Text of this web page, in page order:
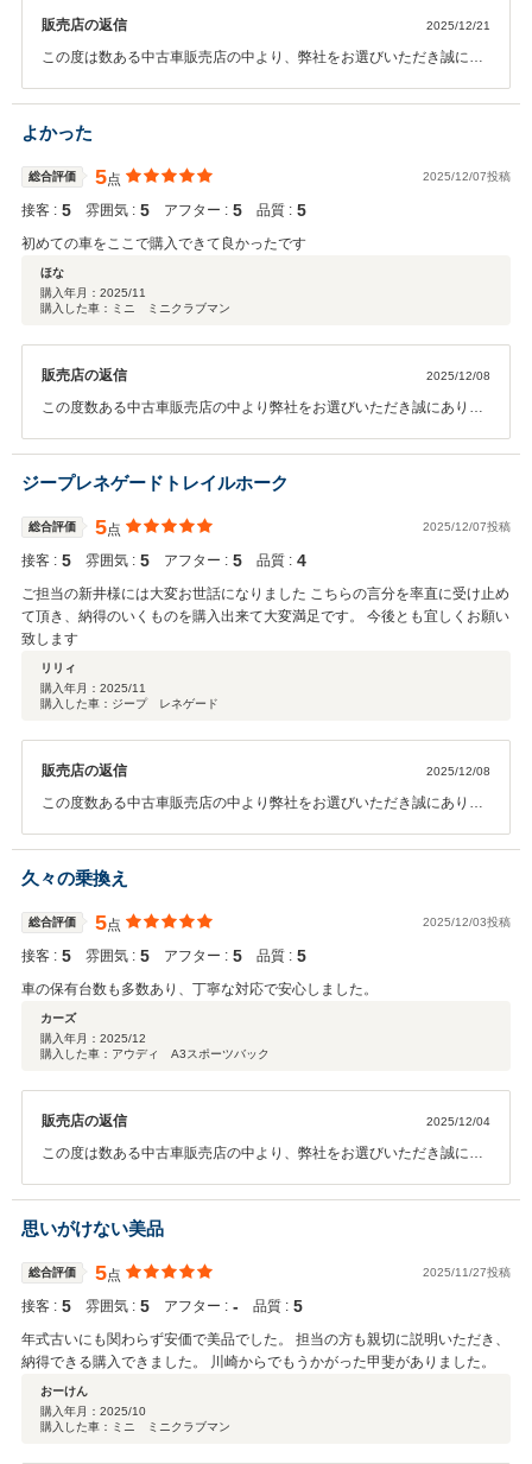
販売店の返信 2025/12/21
この度は数ある中古車販売店の中より、弊社をお選びいただき誠にあ
褒めのお言葉誠にありがとうございます。これからもお客様の満足の
ために日々精進してまいりますので 今後とも整備含め末永いお付き合
よかった
総合評価 5点 2025/12/07投稿
接客 : 5 雰囲気 : 5 アフター : 5 品質 : 5
初めての車をここで購入できて良かったです
ほな
購入年月： 2025/11
購入した車：ミニ ミニクラブマン
販売店の返信 2025/12/08
この度数ある中古車販売店の中より弊社をお選びいただき誠にありが
永いお付き合いのほど何卒宜しくお願い致します。
ジープレネゲードトレイルホーク
総合評価 5点 2025/12/07投稿
接客 : 5 雰囲気 : 5 アフター : 5 品質 : 4
ご担当の新井様には大変お世話になりました こちらの言分を率直に受け止め
て頂き、納得のいくものを購入出来て大変満足です。 今後とも宜しくお願い
致します
リリィ
購入年月： 2025/11
購入した車：ジープ レネゲード
販売店の返信 2025/12/08
この度数ある中古車販売店の中より弊社をお選びいただき誠にありが
永いお付き合いのほど何卒宜しくお願い致します。
久々の乗換え
総合評価 5点 2025/12/03投稿
接客 : 5 雰囲気 : 5 アフター : 5 品質 : 5
車の保有台数も多数あり、丁寧な対応で安心しました。
カーズ
購入年月： 2025/12
購入した車：アウディ A3スポーツバック
販売店の返信 2025/12/04
この度は数ある中古車販売店の中より、弊社をお選びいただき誠にあ
努めてまいります。 今後とも弊社をよろしくお願いいたします。
思いがけない美品
総合評価 5点 2025/11/27投稿
接客 : 5 雰囲気 : 5 アフター : ‐ 品質 : 5
年式古いにも関わらず安価で美品でした。 担当の方も親切に説明いただき、
納得できる購入できました。 川崎からでもうかがった甲斐がありました。
おーけん
購入年月： 2025/10
購入した車：ミニ ミニクラブマン